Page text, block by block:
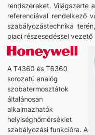
rendszereket. Világszerte
referenciával rendelkező
szabályozástechnika
piaci részesedéssel
A T4360 és T6360
sorozatú analóg
szobatermosztátok
általánosan
alkalmazhatók
helyiséghőmérséklet
szabályozási funkcióra. A